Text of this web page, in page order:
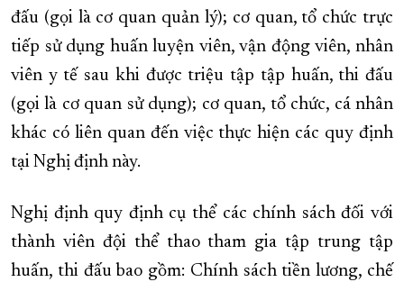
đấu (gọi là cơ quan quản lý); cơ quan, tổ chức trực
tiếp sử dụng huấn luyện viên, vận động viên, nhân
viên y tế sau khi được triệu tập tập huấn, thi đấu
(gọi là cơ quan sử dụng); cơ quan, tổ chức, cá nhân
khác có liên quan đến việc thực hiện các quy định
tại Nghị định này.
Nghị định quy định cụ thể các chính sách đối với
thành viên đội thể thao tham gia tập trung tập
huấn, thi đấu bao gồm: Chính sách tiền lương, chế